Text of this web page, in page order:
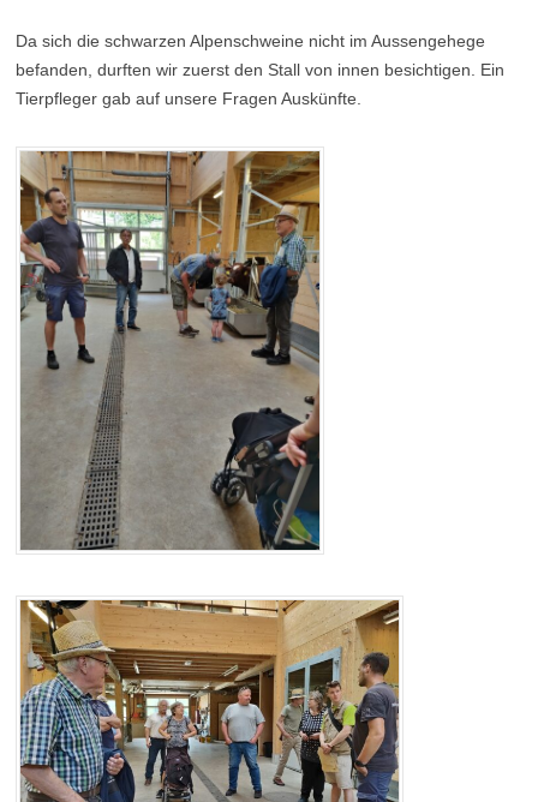
Da sich die schwarzen Alpenschweine nicht im Aussengehege
befanden, durften wir zuerst den Stall von innen besichtigen. Ein
Tierpfleger gab auf unsere Fragen Auskünfte.